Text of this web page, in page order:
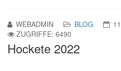
WEBADMIN BLOG
ZUGRIFFE: 6490
Hockete 2022